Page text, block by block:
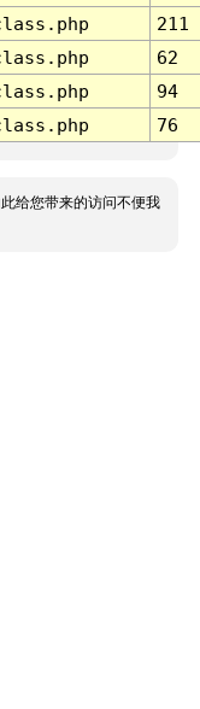
211
62
94
76
给您带来的访问不便我